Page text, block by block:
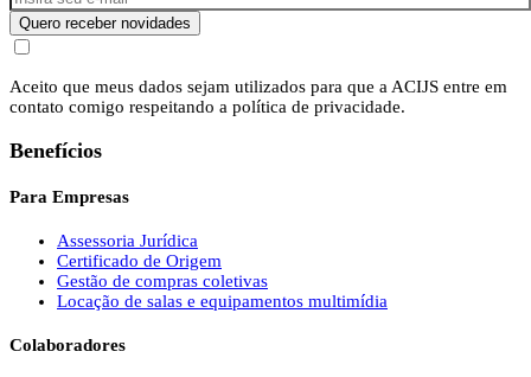
Quero receber novidades
Aceito que meus dados sejam utilizados para que a ACIJS entre em
contato comigo respeitando a política de privacidade.
Benefícios
Para Empresas
Assessoria Jurídica
Certificado de Origem
Gestão de compras coletivas
Locação de salas e equipamentos multimídia
Colaboradores